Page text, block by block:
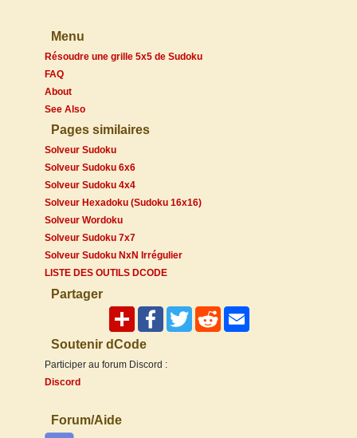
Menu
Résoudre une grille 5x5 de Sudoku
FAQ
About
See Also
Pages similaires
Solveur Sudoku
Solveur Sudoku 6x6
Solveur Sudoku 4x4
Solveur Hexadoku (Sudoku 16x16)
Solveur Wordoku
Solveur Sudoku 7x7
Solveur Sudoku NxN Irrégulier
LISTE DES OUTILS DCODE
Partager
Soutenir dCode
Participer au forum Discord :
Discord
Forum/Aide